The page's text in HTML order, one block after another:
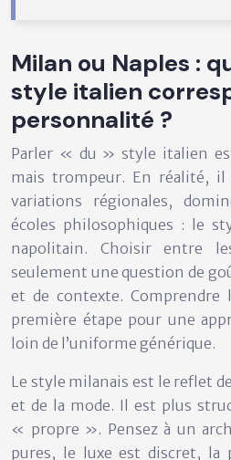
Milan ou Naples :
style italien
personnalité ?
Parler « du » style italien
mais trompeur. En réalité, il
variations régionales,
écoles philosophiques : le
napolitain. Choisir entre
seulement une question de
et de contexte. Comprendre
première étape pour une
loin de l’uniforme générique.
Le style milanais est le reflet
et de la mode. Il est plus
« propre ». Pensez à un
pures, le luxe est discret, la